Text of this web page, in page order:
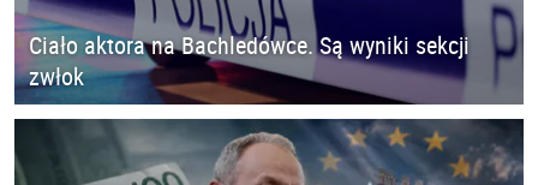
Ciało aktora na Bachledówce. Są wyniki sekcji
zwłok